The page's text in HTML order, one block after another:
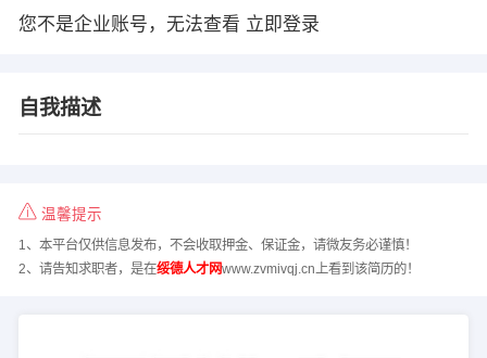
您不是企业账号，无法查看 立即登录
自我描述
温馨提示
1、本平台仅供信息发布，不会收取押金、保证金，请微友务必谨慎！
2、请告知求职者，是在绥德人才网www.zvmivqj.cn上看到该简历的！